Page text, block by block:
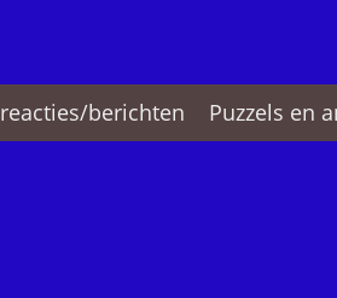
reacties/berichten Puzzels en